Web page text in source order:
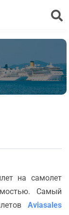
на самолет
Самый
Aviasales